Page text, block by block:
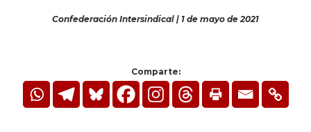
Confederación Intersindical | 1 de mayo de 2021
Comparte: